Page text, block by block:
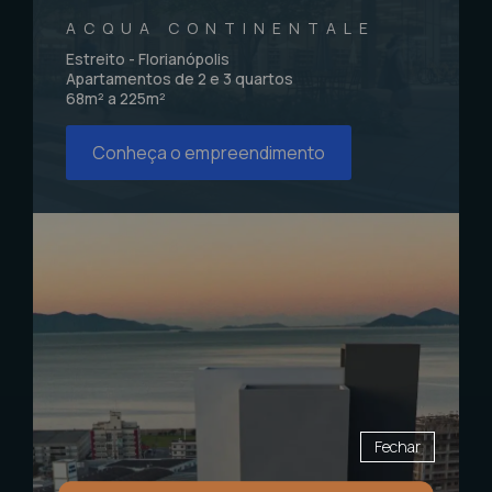
Fechar
ACQUA CONTINENTALE
Estreito - Florianópolis
Apartamentos de 2 e 3 quartos
68m² a 225m²
Conheça o empreendimento